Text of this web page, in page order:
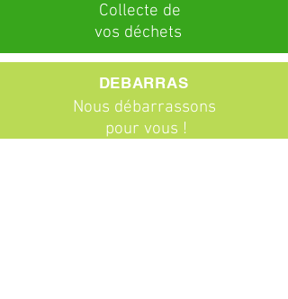
Collecte de
vos déchets
DEBARRAS
Nous débarrassons
pour vous !